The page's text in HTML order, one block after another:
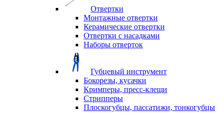
Отвертки
Монтажные отвертки
Керамические отвертки
Отвертки с насадками
Наборы отверток
Губцевый инструмент
Бокорезы, кусачки
Кримперы, пресс-клещи
Стрипперы
Плоскогубцы, пассатижи, тонкогубцы